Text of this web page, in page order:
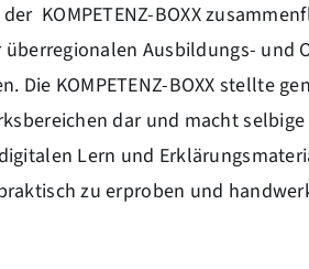
KOMPETENZ-BOXX
Ausbildungs- und
KOMPETENZ-BOXX stellte
dar und macht
Lern und
zu erproben und